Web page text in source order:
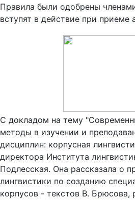
Правила были одобрены
вступят в действие при приеме
С докладом на тему
методы в изучении и
дисциплин: корпусная
директора Института
Подлесская. Она рассказала о
лингвистики по созданию
корпусов - текстов В. Брюсова,